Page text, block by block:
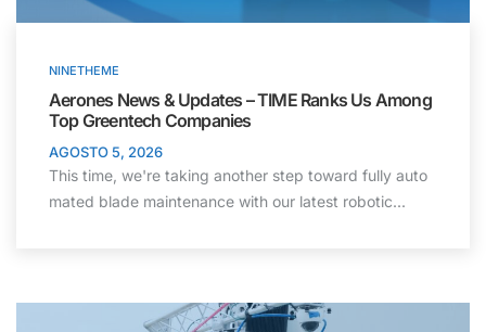
NINETHEME
Aerones News & Updates – TIME Ranks Us Among
Top Greentech Companies
AGOSTO 5, 2026
This time, we're taking another step toward fully auto
mated blade maintenance with our latest robotic...